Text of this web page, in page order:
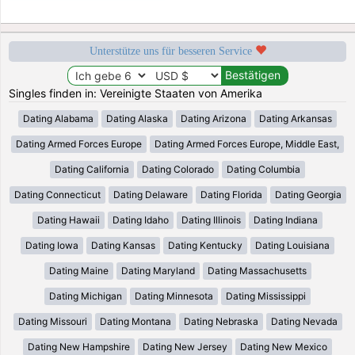
Unterstütze uns für besseren Service
Singles finden in: Vereinigte Staaten von Amerika
Dating Alabama Dating Alaska Dating Arizona Dating Arkansas
Dating Armed Forces Europe Dating Armed Forces Europe, Middle East,
Dating California Dating Colorado Dating Columbia
Dating Connecticut Dating Delaware Dating Florida Dating Georgia
Dating Hawaii Dating Idaho Dating Illinois Dating Indiana
Dating Iowa Dating Kansas Dating Kentucky Dating Louisiana
Dating Maine Dating Maryland Dating Massachusetts
Dating Michigan Dating Minnesota Dating Mississippi
Dating Missouri Dating Montana Dating Nebraska Dating Nevada
Dating New Hampshire Dating New Jersey Dating New Mexico